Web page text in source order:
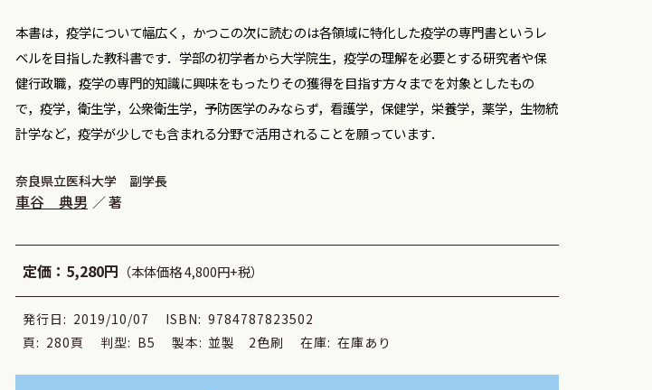
本書は，疫学について幅広く，かつこの次に読むのは各領域に特化した疫学の専門書というレ
ベルを目指した教科書です．学部の初学者から大学院生，疫学の理解を必要とする研究者や保
健行政職，疫学の専門的知識に興味をもったりその獲得を目指す方々までを対象としたもの
で，疫学，衛生学，公衆衛生学，予防医学のみならず，看護学，保健学，栄養学，薬学，生物統
計学など，疫学が少しでも含まれる分野で活用されることを願っています．
奈良県立医科大学 副学長
車谷 典男 著
定価： 5,280円 （本体価格 4,800円+税）
発行日: 2019/10/07 ISBN: 9784787823502
頁: 280頁 判型: B5 製本: 並製 2色刷 在庫: 在庫あり